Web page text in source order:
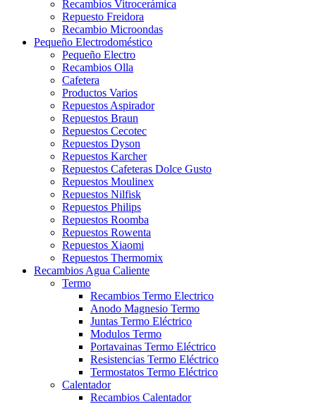
Recambios Vitrocerámica
Repuesto Freidora
Recambio Microondas
Pequeño Electrodoméstico
Pequeño Electro
Recambios Olla
Cafetera
Productos Varios
Repuestos Aspirador
Repuestos Braun
Repuestos Cecotec
Repuestos Dyson
Repuestos Karcher
Repuestos Cafeteras Dolce Gusto
Repuestos Moulinex
Repuestos Nilfisk
Repuestos Philips
Repuestos Roomba
Repuestos Rowenta
Repuestos Xiaomi
Repuestos Thermomix
Recambios Agua Caliente
Termo
Recambios Termo Electrico
Anodo Magnesio Termo
Juntas Termo Eléctrico
Modulos Termo
Portavainas Termo Eléctrico
Resistencias Termo Eléctrico
Termostatos Termo Eléctrico
Calentador
Recambios Calentador